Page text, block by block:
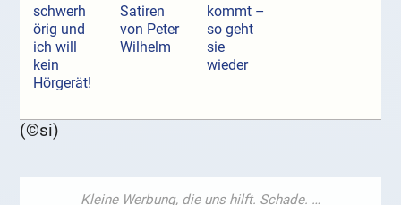
schwerh
örig und
ich will
kein
Hörgerät!
Satiren
von Peter
Wilhelm
kommt –
so geht
sie
wieder
(©si)